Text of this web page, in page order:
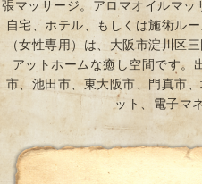
張マッサージ。アロマオイルマ
自宅、ホテル、もしくは施術ル
（女性専用）は、大阪市淀川区
アットホームな癒し空間です。
市、池田市、東大阪市、門真市
ット、電子マ